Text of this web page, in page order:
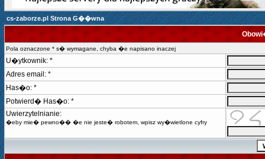
cs-zaborze.pl Strona G��wna
Pola oznaczone * s� wymagane, chyba �e napisano inaczej
U�ytkownik: *
Adres email: *
Has�o: *
Potwierd� Has�o: *
Uwierzytelnianie:
�eby mie� pewno�� �e nie jeste� robotem, wpisz wy�wietlone cyfry